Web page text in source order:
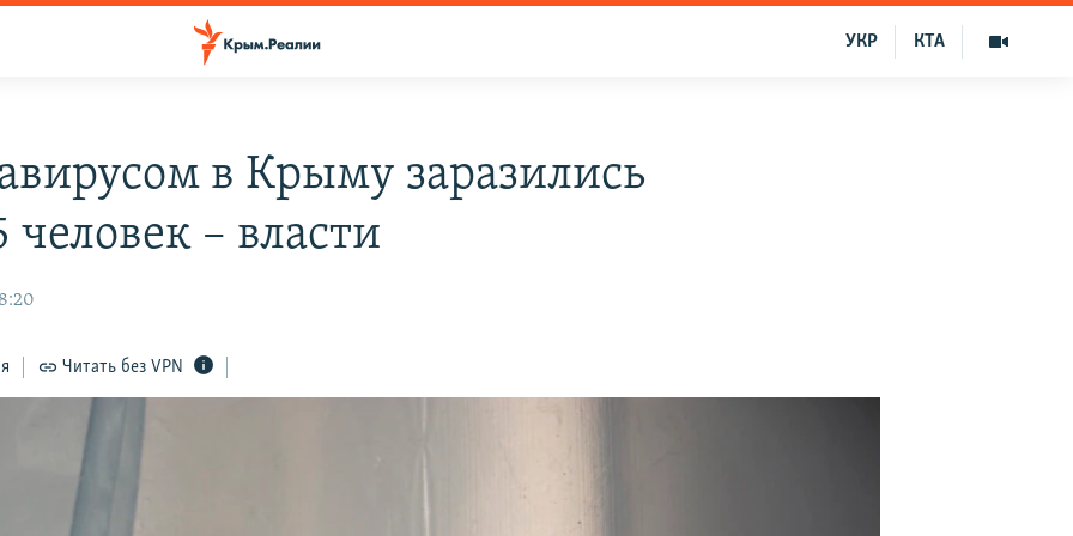
КТА
УКР
в Крыму заразились
человек – власти
Читать без VPN